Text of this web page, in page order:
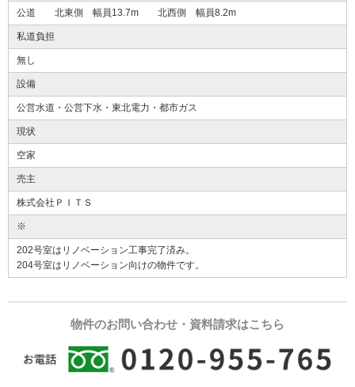
公道 北東側 幅員13.7m 北西側 幅員8.2m
私道負担
無し
設備
公営水道・公営下水・東北電力・都市ガス
現状
空家
売主
株式会社ＰＩＴＳ
※
202号室はリノベーション工事完了済み。
204号室はリノベーション向けの物件です。
物件のお問い合わせ・資料請求はこちら